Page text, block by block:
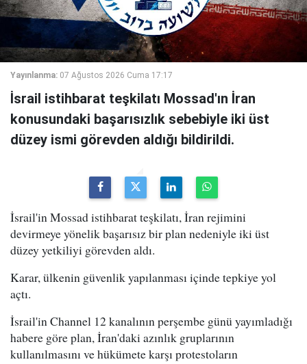
Yayınlanma: 07 Ağustos 2026 Cuma 17:17
İsrail istihbarat teşkilatı Mossad'ın İran
konusundaki başarısızlık sebebiyle iki üst
düzey ismi görevden aldığı bildirildi.
İsrail'in Mossad istihbarat teşkilatı, İran rejimini
devirmeye yönelik başarısız bir plan nedeniyle iki üst
düzey yetkiliyi görevden aldı.
Karar, ülkenin güvenlik yapılanması içinde tepkiye yol
açtı.
İsrail'in Channel 12 kanalının perşembe günü yayımladığı
habere göre plan, İran'daki azınlık gruplarının
kullanılmasını ve hükümete karşı protestoların